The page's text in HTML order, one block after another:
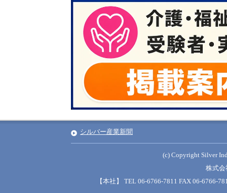
シルバー産業新聞
(c) Copyright Silver
株式会
【本社】 TEL 06-6766-7811 FAX 06-6766-